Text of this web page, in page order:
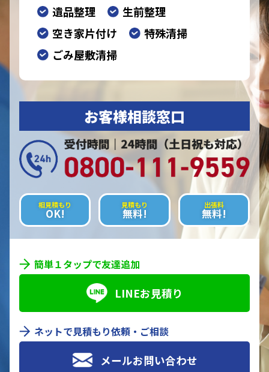
遺品整理
生前整理
空き家片付け
特殊清掃
ごみ屋敷清掃
お客様相談窓口
相見積もり
OK!
見積もり
無料!
出張料
無料!
簡単１タップで友達追加
LINEお見積り
ネットで見積もり依頼・ご相談
メールお問い合わせ